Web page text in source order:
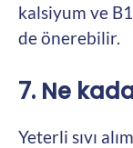
kalsiyum ve
de önerebilir.
7. Ne
Yeterli sıvı